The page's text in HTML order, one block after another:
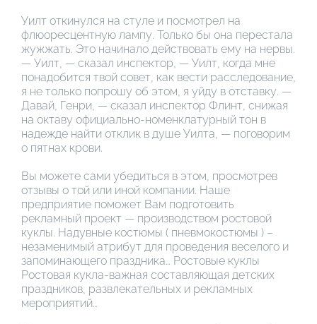
Уилт откинулся на стуле и посмотрел на
флюоресцентную лампу. Только бы она перестала
жужжать. Это начинало действовать ему на нервы.
— Уилт, — сказал инспектор, — Уилт, когда мне
понадобится твой совет, как вести расследование,
я не только попрошу об этом, я уйду в отставку. —
Давай, Генри, — сказал инспектор Флинт, снижая
на октаву официально-номенклатурный тон в
надежде найти отклик в душе Уилта, — поговорим
о пятнах крови.
Вы можете сами убедиться в этом, просмотрев
отзывы о той или иной компании. Наше
предприятие поможет Вам подготовить
рекламный проект — производством ростовой
куклы. Надувные костюмы ( пневмокостюмы ) –
незаменимый атрибут для проведения веселого и
запоминающего праздника… Ростовые куклы
Ростовая кукла-важная составляющая детских
праздников, развлекательных и рекламных
мероприятий…